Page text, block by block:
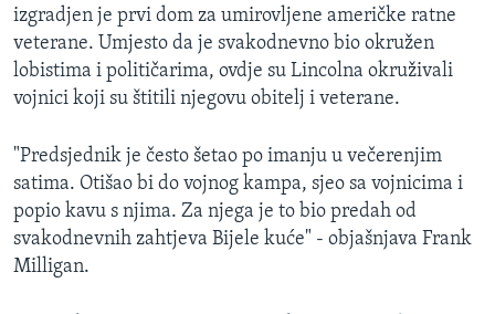
izgradjen je prvi dom za umirovljene američke ratne
veterane. Umjesto da je svakodnevno bio okružen
lobistima i političarima, ovdje su Lincolna okruživali
vojnici koji su štitili njegovu obitelj i veterane.
"Predsjednik je često šetao po imanju u večerenjim
satima. Otišao bi do vojnog kampa, sjeo sa vojnicima i
popio kavu s njima. Za njega je to bio predah od
svakodnevnih zahtjeva Bijele kuće" - objašnjava Frank
Milligan.